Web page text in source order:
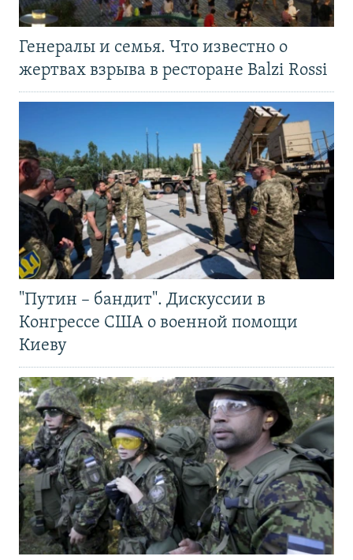
Генералы и семья. Что известно о
жертвах взрыва в ресторане Balzi Rossi
"Путин – бандит". Дискуссии в
Конгрессе США о военной помощи
Киеву